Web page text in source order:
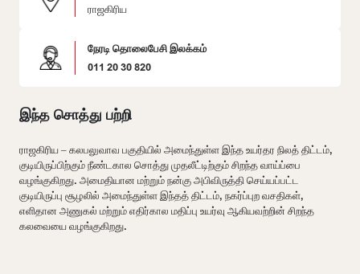
ராஜகிரிய
நேரடி தொலைபேசி இலக்கம்
011 20 30 820
இந்த சொத்து பற்றி
ராஜகிரிய – கலபலுவாவ பகுதியில் அமைந்துள்ள இந்த உயர்தர நிலத் திட்டம்,
குடியிருப்பிற்கும் நீண்டகால சொத்து முதலீட்டிற்கும் சிறந்த வாய்ப்பை
வழங்குகிறது. அமைதியான மற்றும் நன்கு அபிவிருத்தி செய்யப்பட்ட
குடியிருப்பு சூழலில் அமைந்துள்ள இந்தத் திட்டம், நகர்ப்புற வசதிகள்,
எளிதான அணுகல் மற்றும் எதிர்கால மதிப்பு உயர்வு ஆகியவற்றின் சிறந்த
கலவையை வழங்குகிறது.